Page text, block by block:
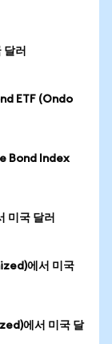
러
ETF (Ondo
Bond Index
국 달러
에서 미국
에서 미국 달